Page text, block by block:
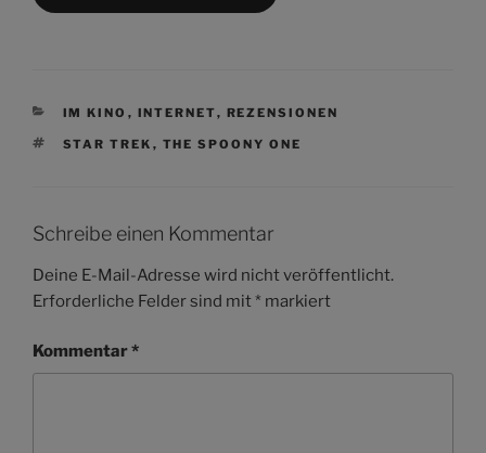
KATEGORIEN
IM KINO , INTERNET, REZENSIONEN
SCHLAGWÖRTER
STAR TREK , THE SPOONY ONE
Schreibe einen Kommentar
Deine E-Mail-Adresse wird nicht veröffentlicht.
Erforderliche Felder sind mit* markiert
Kommentar*